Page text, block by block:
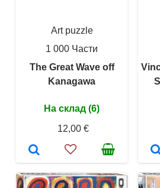
Art puzzle
1 000 Части
The Great Wave off
Kanagawa
На склад (6)
12,00 €